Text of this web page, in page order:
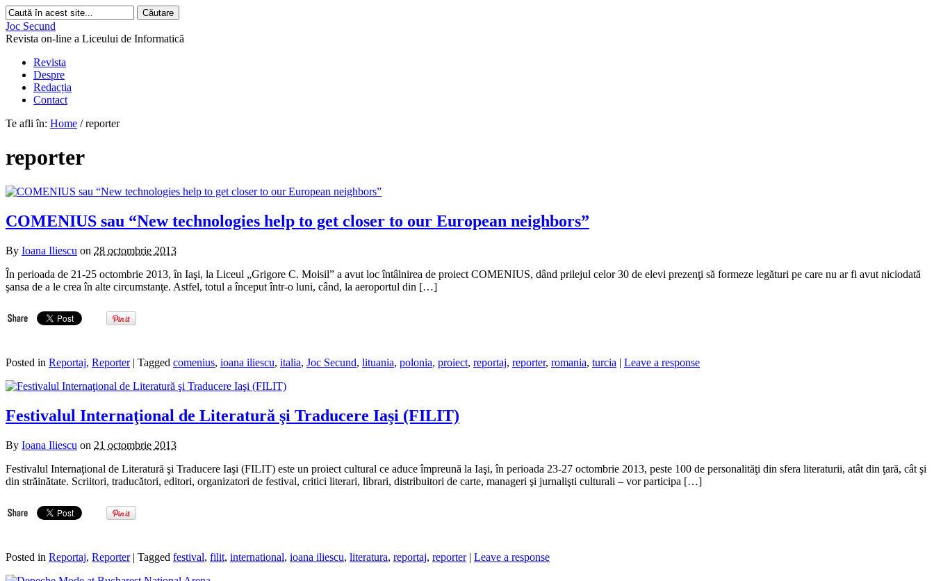
Joc Secund
Revista on-line a Liceului de Informatică
Revista
Despre
Redacția
Contact
Te afli în: Home / reporter
reporter
COMENIUS sau “New technologies help to get closer to our European neighbors”
By Ioana Iliescu on 28 octombrie 2013
În perioada de 21-25 octombrie 2013, în Iaşi, la Liceul „Grigore C. Moisil” a avut loc întâlnirea de proiect COMENIUS, dând prilejul celor 30 de elevi prezenţi să formeze legături pe care nu ar fi avut niciodată
şansa de a le crea în alte circumstanţe. Astfel, totul a început într-o luni, când, la aeroportul din […]
Posted in Reportaj, Reporter | Tagged comenius, ioana iliescu, italia, Joc Secund, lituania, polonia, proiect, reportaj, reporter, romania, turcia | Leave a response
Festivalul Internaţional de Literatură şi Traducere Iaşi (FILIT)
By Ioana Iliescu on 21 octombrie 2013
Festivalul Internaţional de Literatură şi Traducere Iaşi (FILIT) este un proiect cultural ce aduce împreună la Iaşi, în perioada 23-27 octombrie 2013, peste 100 de personalităţi din sfera literaturii, atât din ţară, cât şi
din străinătate. Scriitori, traducători, editori, organizatori de festival, critici literari, librari, distribuitori de carte, manageri şi jurnalişti culturali – vor participa […]
Posted in Reportaj, Reporter | Tagged festival, filit, international, ioana iliescu, literatura, reportaj, reporter| Leave a response